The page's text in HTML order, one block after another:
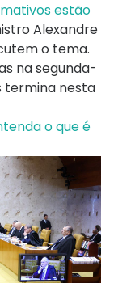
estão
Alexandre
o tema.
na segunda-
termina nesta
o que é